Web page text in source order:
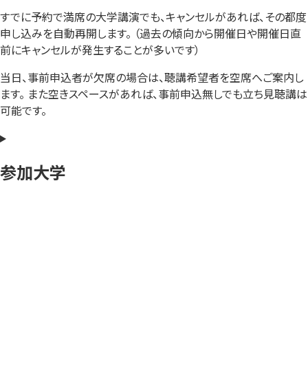
すでに予約で満席の大学講演でも、キャンセルがあれば、その都度
申し込みを自動再開します。 （過去の傾向から開催日や開催日直
前にキャンセルが発生することが多いです）
当日、事前申込者が欠席の場合は、聴講希望者を空席へご案内し
ます。 また空きスペースがあれば、事前申込無しでも立ち見聴講は
可能です。
参加大学